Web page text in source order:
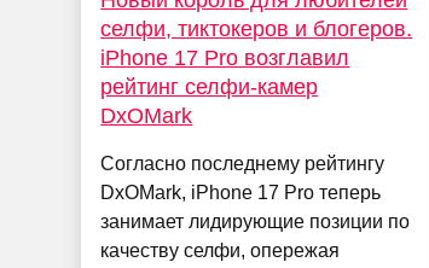
селфи, тиктокеров и блогеров.
iPhone 17 Pro возглавил
рейтинг селфи-камер
DxOMark
Согласно последнему рейтингу
DxOMark, iPhone 17 Pro теперь
занимает лидирующие позиции по
качеству селфи, опережая